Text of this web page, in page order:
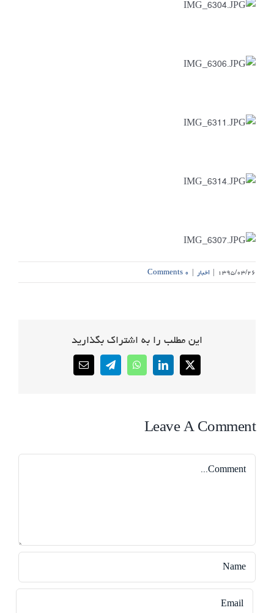
۱۳۹۵/۰۳/۲۶ | اخبار | ۰ Comments
این مطلب را به اشتراک بگذارید
X
LinkedIn
WhatsApp
Telegram
Email
Leave A Comment